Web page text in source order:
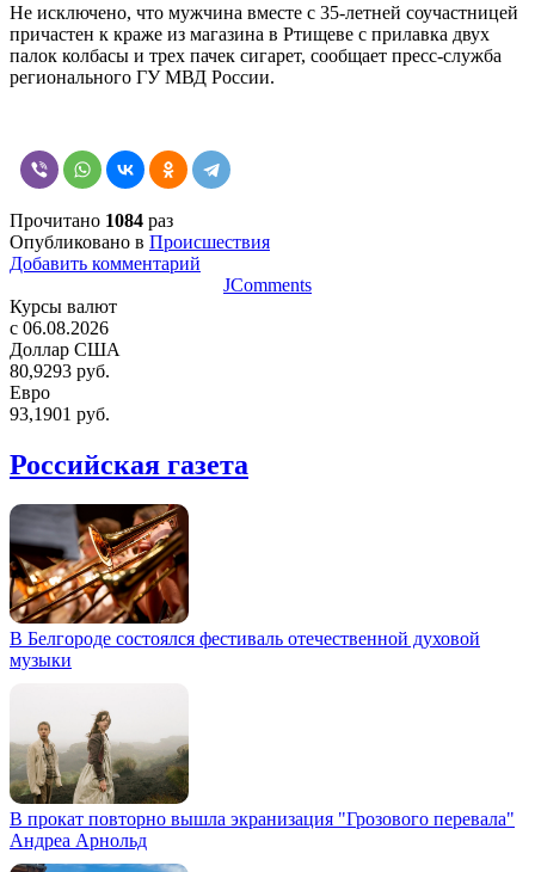
Не исключено, что мужчина вместе с 35-летней соучастницей
причастен к краже из магазина в Ртищеве с прилавка двух
палок колбасы и трех пачек сигарет, сообщает пресс-служба
регионального ГУ МВД России.
Прочитано 1084 раз
Опубликовано в Происшествия
Добавить комментарий
JComments
Курсы валют
c 06.08.2026
Доллар США
80,9293 руб.
Евро
93,1901 руб.
Российская газета
В Белгороде состоялся фестиваль отечественной духовой
музыки
В прокат повторно вышла экранизация "Грозового перевала"
Андреа Арнольд